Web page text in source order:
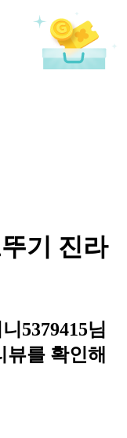
기 진라
5379415님
를 확인해